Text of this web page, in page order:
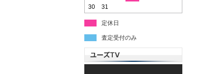
30
31
定休日
査定受付のみ